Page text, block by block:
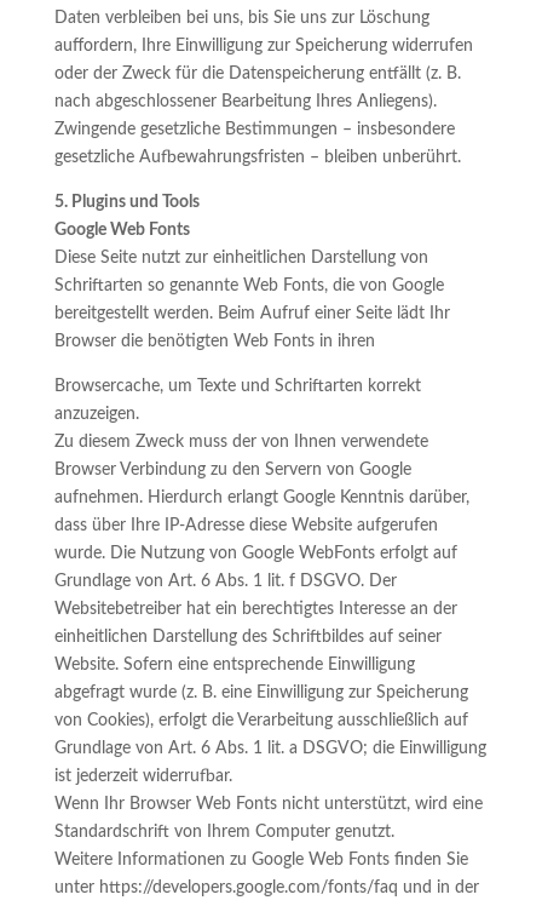
Daten verbleiben bei uns, bis Sie uns zur Löschung
auffordern, Ihre Einwilligung zur Speicherung widerrufen
oder der Zweck für die Datenspeicherung entfällt (z. B.
nach abgeschlossener Bearbeitung Ihres Anliegens).
Zwingende gesetzliche Bestimmungen – insbesondere
gesetzliche Aufbewahrungsfristen – bleiben unberührt.
5. Plugins und Tools
Google Web Fonts
Diese Seite nutzt zur einheitlichen Darstellung von
Schriftarten so genannte Web Fonts, die von Google
bereitgestellt werden. Beim Aufruf einer Seite lädt Ihr
Browser die benötigten Web Fonts in ihren
Browsercache, um Texte und Schriftarten korrekt
anzuzeigen.
Zu diesem Zweck muss der von Ihnen verwendete
Browser Verbindung zu den Servern von Google
aufnehmen. Hierdurch erlangt Google Kenntnis darüber,
dass über Ihre IP-Adresse diese Website aufgerufen
wurde. Die Nutzung von Google WebFonts erfolgt auf
Grundlage von Art. 6 Abs. 1 lit. f DSGVO. Der
Websitebetreiber hat ein berechtigtes Interesse an der
einheitlichen Darstellung des Schriftbildes auf seiner
Website. Sofern eine entsprechende Einwilligung
abgefragt wurde (z. B. eine Einwilligung zur Speicherung
von Cookies), erfolgt die Verarbeitung ausschließlich auf
Grundlage von Art. 6 Abs. 1 lit. a DSGVO; die Einwilligung
ist jederzeit widerrufbar.
Wenn Ihr Browser Web Fonts nicht unterstützt, wird eine
Standardschrift von Ihrem Computer genutzt.
Weitere Informationen zu Google Web Fonts finden Sie
unter https://developers.google.com/fonts/faq und in der